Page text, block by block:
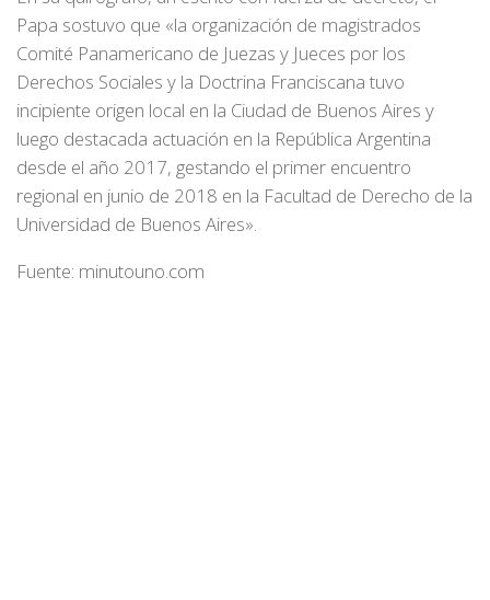
Papa sostuvo que «la organización de magistrados
Comité Panamericano de Juezas y Jueces por los
Derechos Sociales y la Doctrina Franciscana tuvo
incipiente origen local en la Ciudad de Buenos Aires y
luego destacada actuación en la República Argentina
desde el año 2017, gestando el primer encuentro
regional en junio de 2018 en la Facultad de Derecho de la
Universidad de Buenos Aires».
Fuente: minutouno.com